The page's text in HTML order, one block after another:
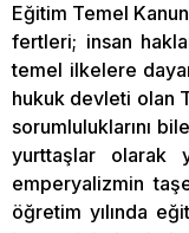
Eğitim Temel
fertleri; insan
temel ilkelere
hukuk devleti olan
sorumluluklarını
yurttaşlar olarak
emperyalizmin
öğretim yılında